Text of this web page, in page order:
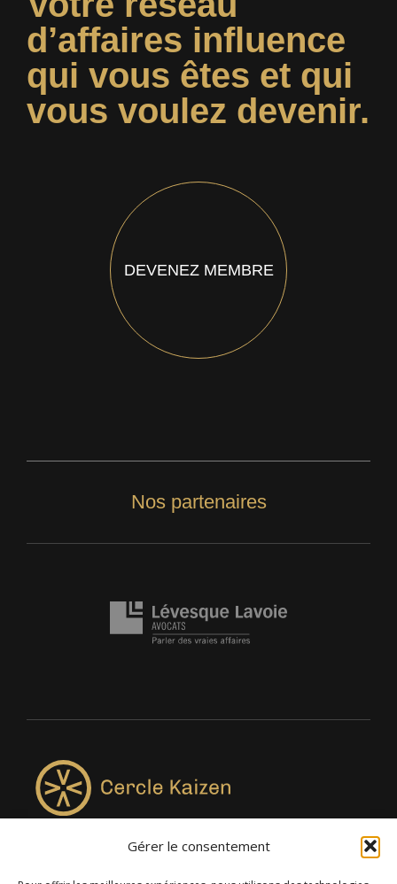
Gérer le consentement
d’affaires influence
qui vous êtes et qui
vous voulez devenir.
DEVENEZ MEMBRE
Nos partenaires
4957, rue Lionel-Groulx, bureau 819, Saint-Augustin-de-
Desmaures QC G3A 0M7